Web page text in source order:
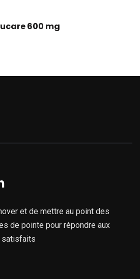
600 mg
et de mettre au point des
de pointe pour répondre aux
satisfaits